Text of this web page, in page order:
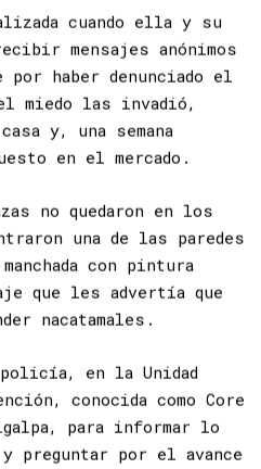
cuando ella y su
mensajes anónimos
por haber denunciado el
miedo las invadió,
y, una semana
no quedaron en los
una de las paredes
con pintura
que les advertía que
en la Unidad
conocida como Core
para informar lo